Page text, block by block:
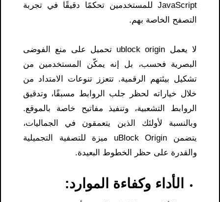
JavaScript للمستخدمين تحكمًا دقيقًا في تجربة
التصفح الخاصة بهم.
لا يعمل ublock origin تحميل​ على منع الفوضى
البصرية فحسب، بل إنه يمكّن المستخدمين من
تشكيل بيئتهم الرقمية. تتعزز تنوعات الامتداد من
خلال خياراته لحظر جلب الروابط مسبقًا، وتدقيق
الروابط التشعبية، وتنفيذ مفاتيح خاصة بالموقع.
وبالنسبة لأولئك الذين يتعمقون في الجماليات،
يتضمن uBlock Origin ميزة للتصفية التجميلية
والقدرة على حظر الخطوط البعيدة.
الأداء وكفاءة الموارد: